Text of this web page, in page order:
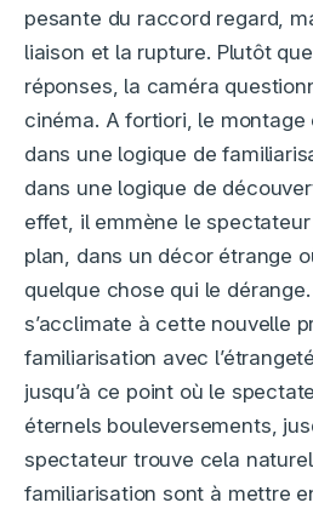
pesante du raccord regard,
liaison et la rupture. Plutôt
réponses, la caméra
cinéma. A fortiori, le
dans une logique de
dans une logique de
effet, il emmène le
plan, dans un décor étrange
quelque chose qui le
s’acclimate à cette nouvelle
familiarisation avec
jusqu’à ce point où le
éternels bouleversements,
spectateur trouve cela
familiarisation sont à mettre